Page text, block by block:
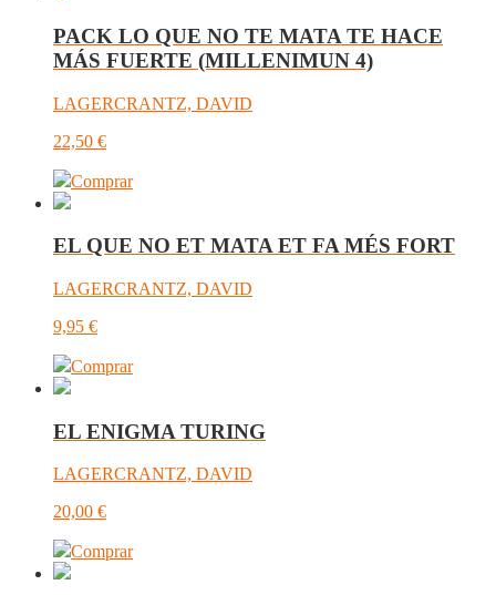
PACK LO QUE NO TE MATA TE HACE
MÁS FUERTE (MILLENIMUN 4)
LAGERCRANTZ, DAVID
22,50 €
Comprar
EL QUE NO ET MATA ET FA MÉS FORT
LAGERCRANTZ, DAVID
9,95 €
Comprar
EL ENIGMA TURING
LAGERCRANTZ, DAVID
20,00 €
Comprar